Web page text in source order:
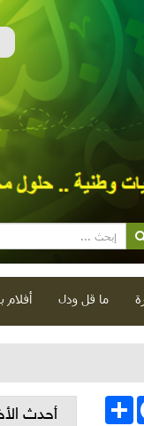
ما قل ودل أفلام
انشر
أحدث